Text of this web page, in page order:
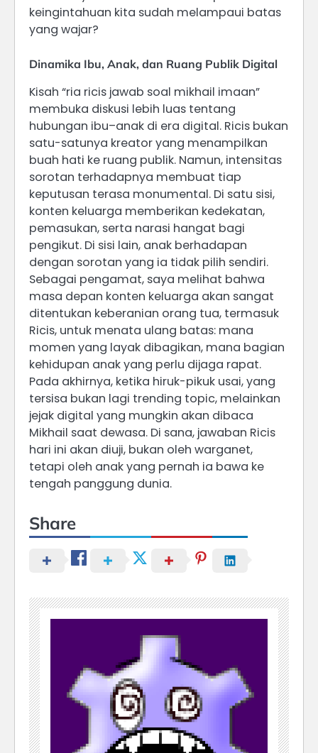
keingintahuan kita sudah melampaui batas
yang wajar?
Dinamika Ibu, Anak, dan Ruang Publik Digital
Kisah “ria ricis jawab soal mikhail imaan”
membuka diskusi lebih luas tentang
hubungan ibu–anak di era digital. Ricis bukan
satu-satunya kreator yang menampilkan
buah hati ke ruang publik. Namun, intensitas
sorotan terhadapnya membuat tiap
keputusan terasa monumental. Di satu sisi,
konten keluarga memberikan kedekatan,
pemasukan, serta narasi hangat bagi
pengikut. Di sisi lain, anak berhadapan
dengan sorotan yang ia tidak pilih sendiri.
Sebagai pengamat, saya melihat bahwa
masa depan konten keluarga akan sangat
ditentukan keberanian orang tua, termasuk
Ricis, untuk menata ulang batas: mana
momen yang layak dibagikan, mana bagian
kehidupan anak yang perlu dijaga rapat.
Pada akhirnya, ketika hiruk-pikuk usai, yang
tersisa bukan lagi trending topic, melainkan
jejak digital yang mungkin akan dibaca
Mikhail saat dewasa. Di sana, jawaban Ricis
hari ini akan diuji, bukan oleh warganet,
tetapi oleh anak yang pernah ia bawa ke
tengah panggung dunia.
Share